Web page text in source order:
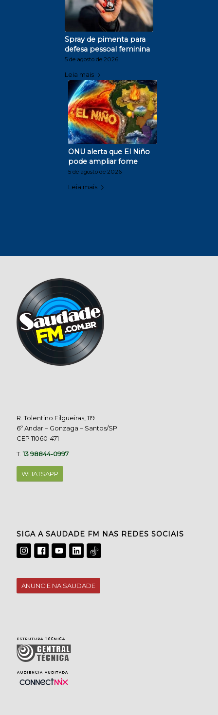
Spray de pimenta para
defesa pessoal feminina
5 de agosto de 2026
Leia mais
ONU alerta que El Niño
pode ampliar fome
5 de agosto de 2026
Leia mais
R. Tolentino Filgueiras, 119
6º Andar – Gonzaga – Santos/SP
CEP 11060-471
T.13 98844-0997
WHATSAPP
SIGA A SAUDADE FM NAS REDES SOCIAIS
ANUNCIE NA SAUDADE